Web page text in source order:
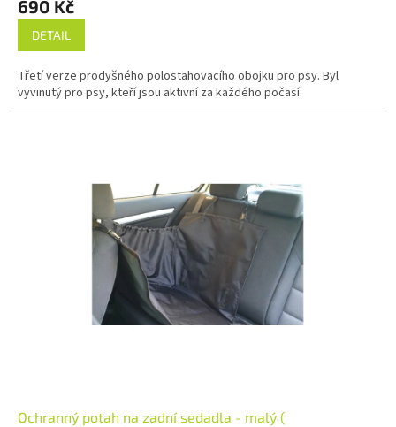
690 Kč
DETAIL
Třetí verze prodyšného polostahovacího obojku pro psy. Byl
vyvinutý pro psy, kteří jsou aktivní za každého počasí.
Ochranný potah na zadní sedadla - malý (